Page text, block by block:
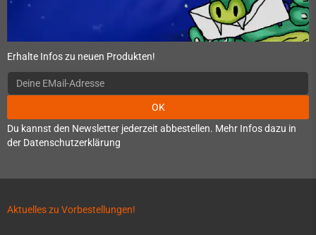
Erhalte Infos zu neuen Produkten!
OK
Du kannst den Newsletter jederzeit abbestellen. Mehr Infos dazu in
der Datenschutzerklärung
Aktuelles zu Vorbestellungen!